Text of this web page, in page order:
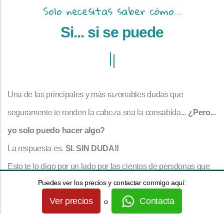
Solo necesitas saber cómo...
Si... si se puede
Una de las principales y más razonables dudas que
seguramente te ronden la cabeza sea la consabida... ¿Pero...
yo solo puedo hacer algo?
La respuesta es. SI. SIN DUDA!!
Esto te lo digo por un lado por las cientos de persdonas que
han realizado ya nuestros programas y han resuleto sus
dolencias (incluso las muy complejas y arraigadas) con
Puedes ver los precios y contactar conmigo aquí:
Ver precios o Contacta